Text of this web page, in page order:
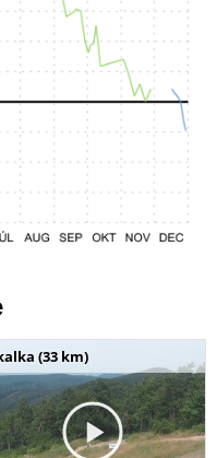
(33 km)